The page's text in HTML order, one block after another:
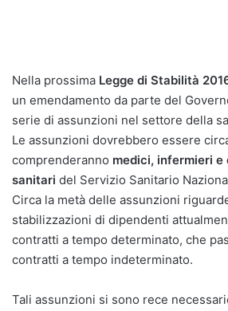
Nella prossima Legge di Stabilità
un emendamento da parte del
serie di assunzioni nel settore della
Le assunzioni dovrebbero essere
comprenderanno medici, infermieri
sanitari del Servizio Sanitario
Circa la metà delle assunzioni
stabilizzazioni di dipendenti
contratti a tempo determinato, che
contratti a tempo indeterminato.
Tali assunzioni si sono rece